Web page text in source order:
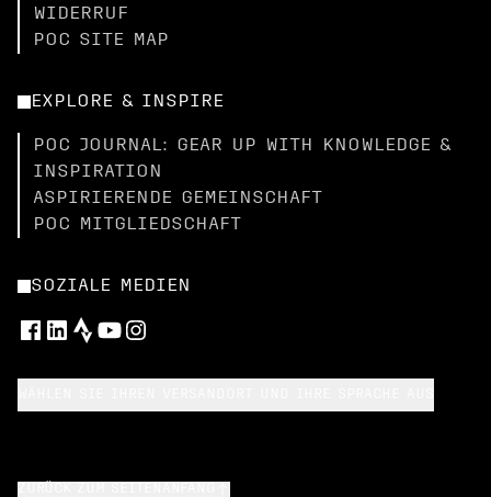
WIDERRUF
POC SITE MAP
EXPLORE & INSPIRE
POC JOURNAL: GEAR UP WITH KNOWLEDGE &
INSPIRATION
ASPIRIERENDE GEMEINSCHAFT
POC MITGLIEDSCHAFT
SOZIALE MEDIEN